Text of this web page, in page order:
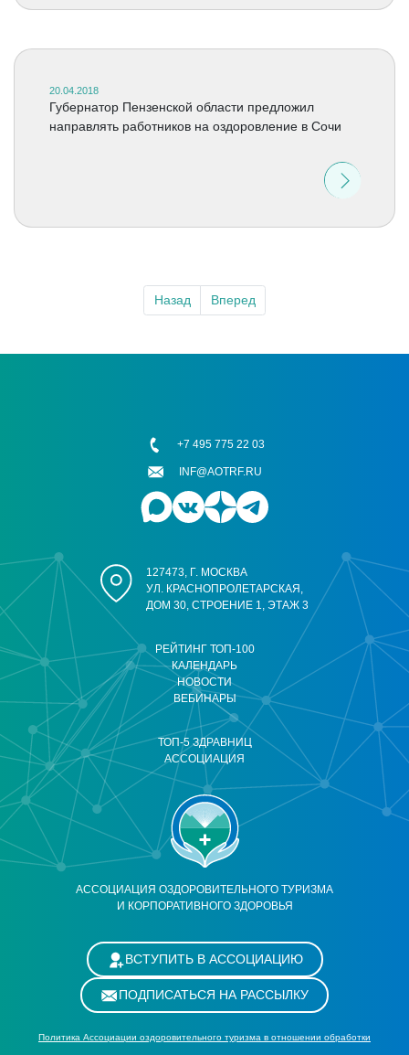
20.04.2018
Губернатор Пензенской области предложил
направлять работников на оздоровление в Сочи
Назад Вперед
АССОЦИАЦИЯ ОЗДОРОВИТЕЛЬНОГО ТУРИЗМА
И КОРПОРАТИВНОГО ЗДОРОВЬЯ
РЕЙТИНГ ТОП-100
КАЛЕНДАРЬ
НОВОСТИ
ВЕБИНАРЫ
ТОП-5 ЗДРАВНИЦ
АССОЦИАЦИЯ
127473, Г. МОСКВА
УЛ. КРАСНОПРОЛЕТАРСКАЯ,
ДОМ 30, СТРОЕНИЕ 1, ЭТАЖ 3
+7 495 775 22 03
INF@AOTRF.RU
ВСТУПИТЬ В АССОЦИАЦИЮ
ПОДПИСАТЬСЯ НА РАССЫЛКУ
Политика Ассоциации оздоровительного туризма в отношении обработки